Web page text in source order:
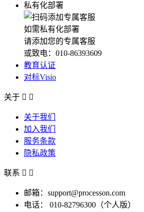
私有化部署
如需私有化部署
请添加您的专属客服
或致电：010-86393609
教育认证
对标Visio
关于  
关于我们
加入我们
服务条款
隐私政策
联系  
邮箱：support@processon.com
电话：
010-82796300（个人版）